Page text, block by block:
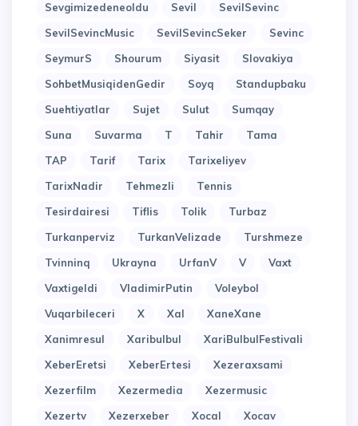
Sevgimizedeneoldu Sevil
SevilSevinc
SevilSevincMusic
SevilSevincSeker
Sevinc
SeymurS
Shourum Siyasit
Slovakiya
SohbetMusiqidenGedir
Soyq
Standupbaku
Suehtiyatlar
Sujet Sulut
Sumqay
Suna
Suvarma T Tahir
Tama
TAP
Tarif Tarix
Tarixeliyev
TarixNadir
Tehmezli
Tennis
Tesirdairesi
Tiflis Tolik
Turbaz
Turkanperviz
TurkanVelizade
Turshmeze
Tvinninq
Ukrayna UrfanV V
Vaxt
Vaxtigeldi
VladimirPutin
Voleybol
Vuqarbileceri
X Xal
XaneXane
Xanimresul
Xaribulbul
XariBulbulFestivali
XeberEretsi
XeberErtesi
Xezeraxsami
Xezerfilm
Xezermedia
Xezermusic
Xezertv
Xezerxeber Xocal
Xocav